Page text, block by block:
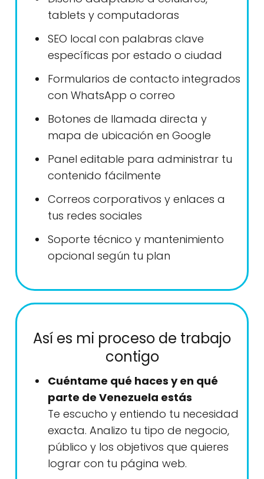
tablets y computadoras
SEO local con palabras clave
específicas por estado o ciudad
Formularios de contacto integrados
con WhatsApp o correo
Botones de llamada directa y
mapa de ubicación en Google
Panel editable para administrar tu
contenido fácilmente
Correos corporativos y enlaces a
tus redes sociales
Soporte técnico y mantenimiento
opcional según tu plan
Así es mi proceso de trabajo
contigo
Cuéntame qué haces y en qué
parte de Venezuela estás
Te escucho y entiendo tu necesidad
exacta. Analizo tu tipo de negocio,
público y los objetivos que quieres
lograr con tu página web.